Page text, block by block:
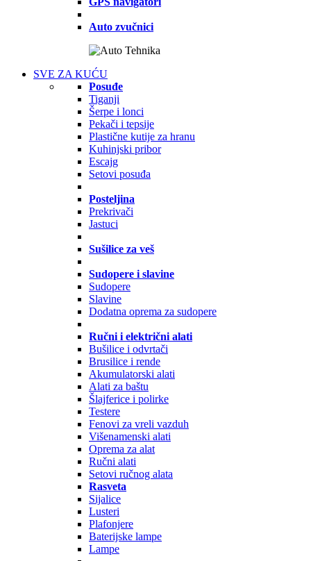
Auto zvučnici
SVE ZA KUĆU
Posuđe
Tiganji
Šerpe i lonci
Pekači i tepsije
Plastične kutije za hranu
Kuhinjski pribor
Escajg
Setovi posuđa
Posteljina
Prekrivači
Jastuci
Sušilice za veš
Sudopere i slavine
Sudopere
Slavine
Dodatna oprema za sudopere
Ručni i električni alati
Bušilice i odvrtači
Brusilice i rende
Akumulatorski alati
Alati za baštu
Šlajferice i polirke
Testere
Fenovi za vreli vazduh
Višenamenski alati
Oprema za alat
Ručni alati
Setovi ručnog alata
Rasveta
Sijalice
Lusteri
Plafonjere
Baterijske lampe
Lampe